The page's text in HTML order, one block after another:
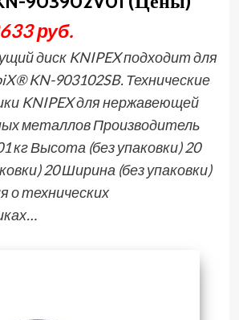
руб.
диск KNIPEX подходит для
KN-903102SB. Технические
KNIPEX для нержавеющей
металлов Производитель
кг Высота (без упаковки) 20
20 Ширина (без упаковки)
о технических